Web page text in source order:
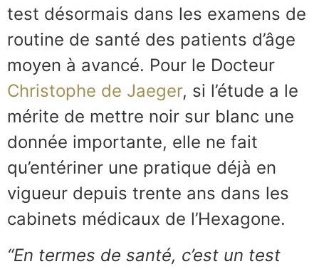
test désormais dans les examens de
routine de santé des patients d’âge
moyen à avancé. Pour le Docteur
Christophe de Jaeger, si l’étude a le
mérite de mettre noir sur blanc une
donnée importante, elle ne fait
qu’entériner une pratique déjà en
vigueur depuis trente ans dans les
cabinets médicaux de l’Hexagone.
“En termes de santé, c’est un test